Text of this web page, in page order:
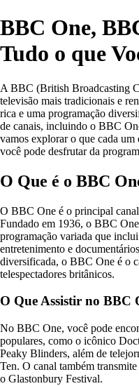
BBC One,
Tudo o que
A BBC (British Broadcasting
televisão mais tradicionais e
rica e uma programação
de canais, incluindo o BBC
vamos explorar o que cada um
você pode desfrutar da
O Que é o BBC
O BBC One é o principal
Fundado em 1936, o BBC
programação variada que
entretenimento e
diversificada, o BBC One é o
telespectadores britânicos.
O Que Assistir no BBC
No BBC One, você pode
populares, como o icônico
Peaky Blinders, além de
Ten. O canal também
o Glastonbury Festival.